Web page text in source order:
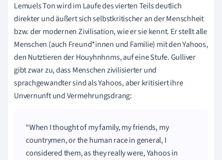
Lemuels Ton wird im Laufe des vierten Teils deutlich
direkter und äußert sich selbstkritischer an der Menschheit
bzw. der modernen Zivilisation, wie er sie kennt. Er stellt alle
Menschen (auch Freund*innen und Familie) mit den Yahoos,
den Nutztieren der Houyhnhnms, auf eine Stufe. Gulliver
gibt zwar zu, dass Menschen zivilisierter und
sprachgewandter sind als Yahoos, aber kritisiert ihre
Unvernunft und Vermehrungsdrang:
When I thought of my family, my friends, my
countrymen, or the human race in general, I
considered them, as they really were, Yahoos in